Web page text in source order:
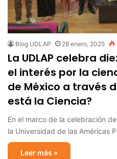
Blog UDLAP 28 enero, 2025
La UDLAP celebra
el interés por la
de México a través
está la Ciencia?
En el marco de la celebración
la Universidad de las Américas
Leer más »